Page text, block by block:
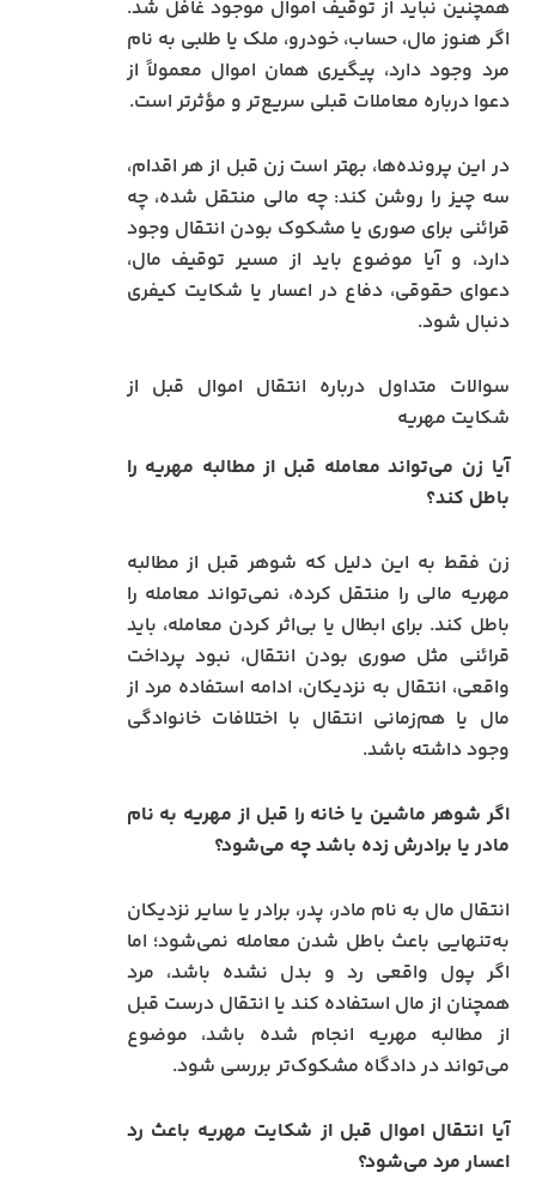
همچنین نباید از توقیف اموال موجود غافل شد.
اگر هنوز مال، حساب، خودرو، ملک یا طلبی به نام
مرد وجود دارد، پیگیری همان اموال معمولاً از
دعوا درباره معاملات قبلی سریع‌تر و مؤثرتر است.
در این پرونده‌ها، بهتر است زن قبل از هر اقدام،
سه چیز را روشن کند: چه مالی منتقل شده، چه
قرائنی برای صوری یا مشکوک بودن انتقال وجود
دارد، و آیا موضوع باید از مسیر توقیف مال،
دعوای حقوقی، دفاع در اعسار یا شکایت کیفری
دنبال شود.
سوالات متداول درباره انتقال اموال قبل از
شکایت مهریه
آیا زن می‌تواند معامله قبل از مطالبه مهریه را
باطل کند؟
زن فقط به این دلیل که شوهر قبل از مطالبه
مهریه مالی را منتقل کرده، نمی‌تواند معامله را
باطل کند. برای ابطال یا بی‌اثر کردن معامله، باید
قرائنی مثل صوری بودن انتقال، نبود پرداخت
واقعی، انتقال به نزدیکان، ادامه استفاده مرد از
مال یا هم‌زمانی انتقال با اختلافات خانوادگی
وجود داشته باشد.
اگر شوهر ماشین یا خانه را قبل از مهریه به نام
مادر یا برادرش زده باشد چه می‌شود؟
انتقال مال به نام مادر، پدر، برادر یا سایر نزدیکان
به‌تنهایی باعث باطل شدن معامله نمی‌شود؛ اما
اگر پول واقعی رد و بدل نشده باشد، مرد
همچنان از مال استفاده کند یا انتقال درست قبل
از مطالبه مهریه انجام شده باشد، موضوع
می‌تواند در دادگاه مشکوک‌تر بررسی شود.
آیا انتقال اموال قبل از شکایت مهریه باعث رد
اعسار مرد می‌شود؟